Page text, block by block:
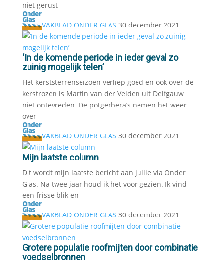
niet gerust
VAKBLAD ONDER GLAS 30 december 2021
‘In de komende periode in ieder geval zo
zuinig mogelijk telen’
Het kerststerrenseizoen verliep goed en ook over de
kerstrozen is Martin van der Velden uit Delfgauw
niet ontevreden. De potgerbera’s nemen het weer
over
VAKBLAD ONDER GLAS 30 december 2021
Mijn laatste column
Dit wordt mijn laatste bericht aan jullie via Onder
Glas. Na twee jaar houd ik het voor gezien. Ik vind
een frisse blik en
VAKBLAD ONDER GLAS 30 december 2021
Grotere populatie roofmijten door combinatie
voedselbronnen